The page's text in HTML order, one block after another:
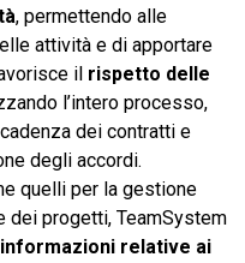
, permettendo alle
attività e di apportare
il rispetto delle
l’intero processo,
dei contratti e
degli accordi.
quelli per la gestione
dei progetti, TeamSystem
relative ai